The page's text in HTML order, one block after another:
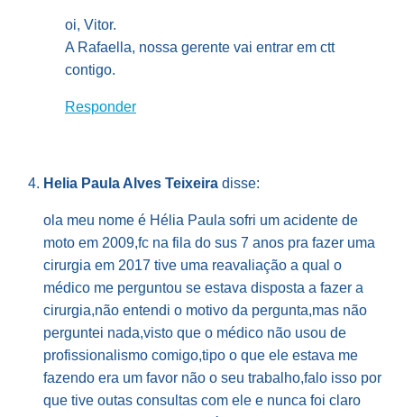
oi, Vitor.
A Rafaella, nossa gerente vai entrar em ctt
contigo.
Responder
Helia Paula Alves Teixeira disse:
ola meu nome é Hélia Paula sofri um acidente de
moto em 2009,fc na fila do sus 7 anos pra fazer uma
cirurgia em 2017 tive uma reavaliação a qual o
médico me perguntou se estava disposta a fazer a
cirurgia,não entendi o motivo da pergunta,mas não
perguntei nada,visto que o médico não usou de
profissionalismo comigo,tipo o que ele estava me
fazendo era um favor não o seu trabalho,falo isso por
que tive outas consultas com ele e nunca foi claro